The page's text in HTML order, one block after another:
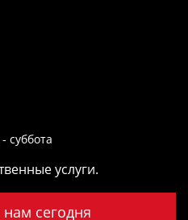
суббота
услуги.
сегодня